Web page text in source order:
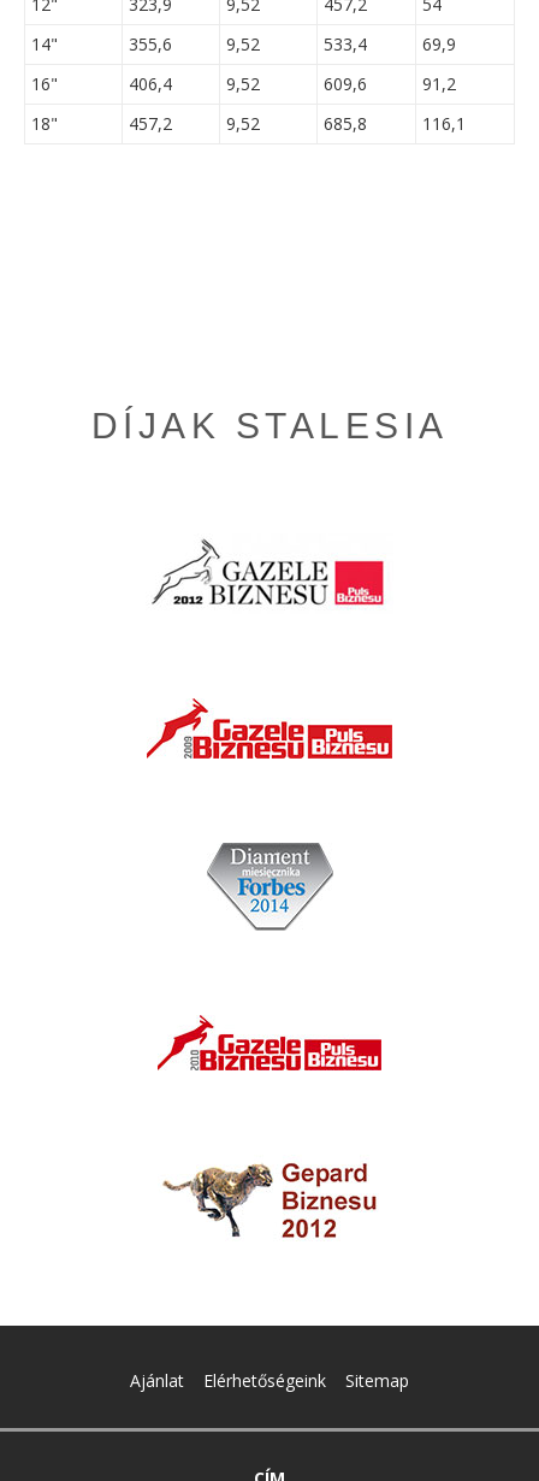
14"
355,6 9,52 533,4
69,9
16"
406,4 9,52 609,6
91,2
18"
457,2 9,52 685,8 116,1
DÍJAK STALESIA
Ajánlat Elérhetőségeink Sitemap